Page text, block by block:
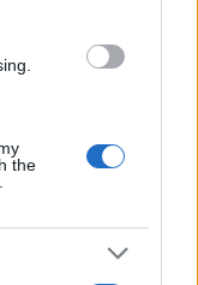
the
sequestrati